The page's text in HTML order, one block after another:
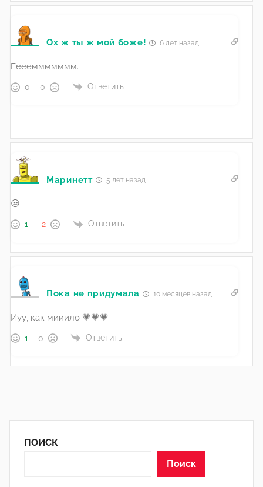
Ох ж ты ж мой боже! 6 лет назад
Ееееммммммм…
0 0 Ответить
Маринетт 5 лет назад
😒
1 -2 Ответить
Пока не придумала 10 месяцев назад
Иуу, как мииило 💗💗💗
1 0 Ответить
ПОИСК
Поиск